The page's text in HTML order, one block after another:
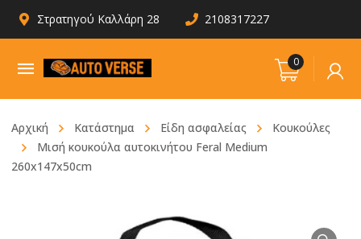
Στρατηγού Καλλάρη 28 2108317227
0
Αρχική Κατάστημα Είδη ασφαλείας
Κουκούλες
Μισή κουκούλα αυτοκινήτου Feral Medium
260x147x50cm